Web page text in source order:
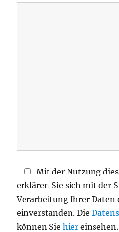
l
e
e
r
Mit der Nutzung
erklären Sie sich mit der
Verarbeitung Ihrer Daten
einverstanden. Die
können Siehier einsehen.